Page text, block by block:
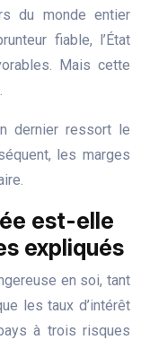
du monde entier
fiable, l’État
Mais cette
dernier ressort le
les marges
est-elle
expliqués
en soi, tant
les taux d’intérêt
à trois risques